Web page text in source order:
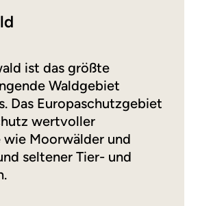
ist das größte
Waldgebiet
Das Europaschutzgebiet
wertvoller
wie Moorwälder und
seltener Tier- und